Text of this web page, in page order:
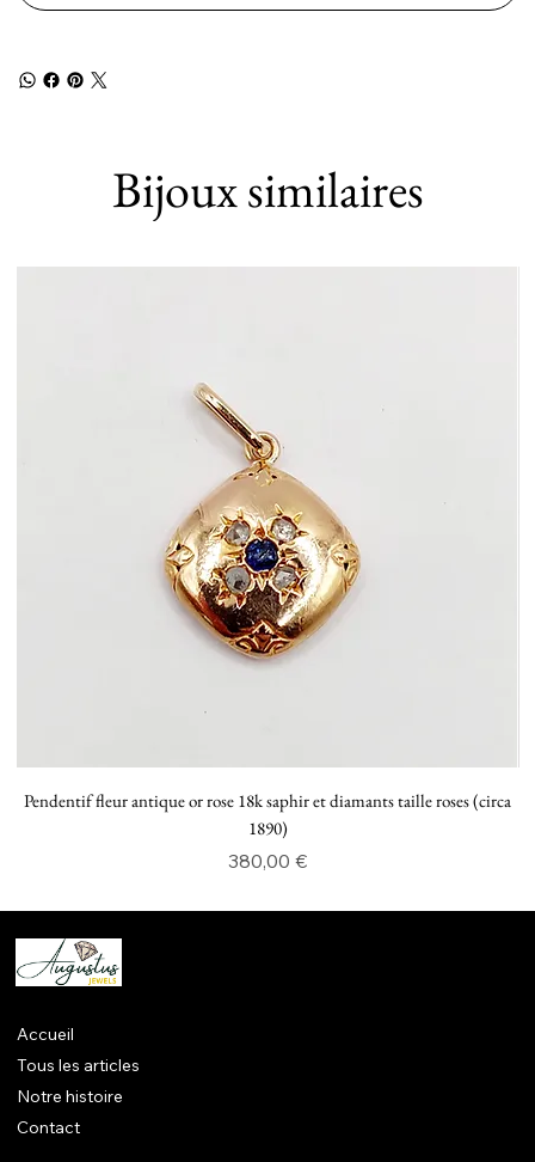
Bijoux similaires
Pendentif fleur antique or rose 18k saphir et diamants taille roses (circa
1890)
Prix
380,00 €
Accueil
Tous les articles
Notre histoire
Contact